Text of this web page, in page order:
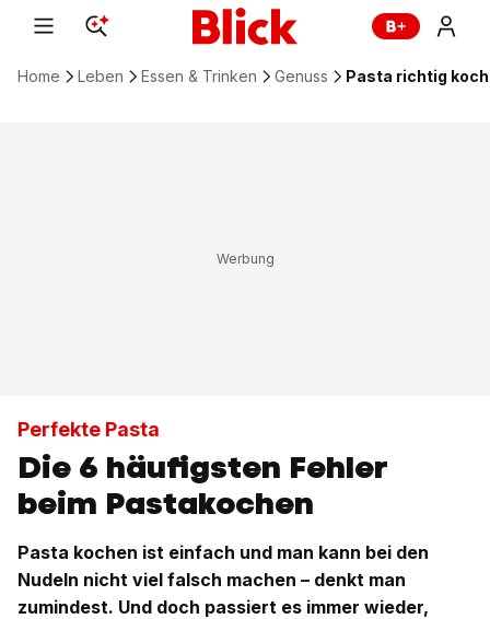
Home Leben Essen & Trinken Genuss Pasta richtig
Perfekte Pasta
Die 6 häufigsten Fehler
beim Pastakochen
Pasta kochen ist einfach und man kann bei den
Nudeln nicht viel falsch machen – denkt man
zumindest. Und doch passiert es immer wieder,